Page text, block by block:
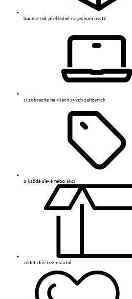
budete mít přehledně na jednom místě
si zobrazíte na všech svých zařízeních
o každé slevě nebo akci
vědět dřív než ostatní